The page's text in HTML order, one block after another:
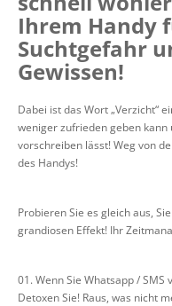
Ihrem Handy
Suchtgefahr
Gewissen!
Dabei ist das Wort „Verzicht“
weniger zufrieden geben kann
vorschreiben lässt! Weg von
des Handys!
Probieren Sie es gleich aus,
grandiosen Effekt! Ihr
Wenn Sie Whatsapp /
Detoxen Sie! Raus, was nicht